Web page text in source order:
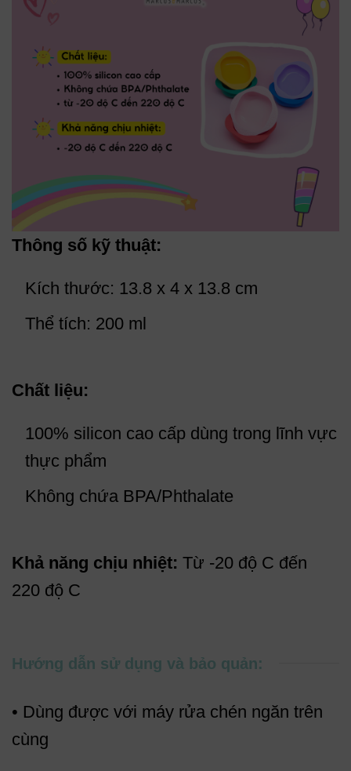
Thông số kỹ thuật:
Kích thước: 13.8 x 4 x 13.8 cm
Thể tích: 200 ml
Chất liệu:
100% silicon cao cấp dùng trong lĩnh vực
thực phẩm
Không chứa BPA/Phthalate
Khả năng chịu nhiệt: Từ -20 độ C đến
220 độ C
Hướng dẫn sử dụng và bảo quản:
• Dùng được với máy rửa chén ngăn trên
cùng